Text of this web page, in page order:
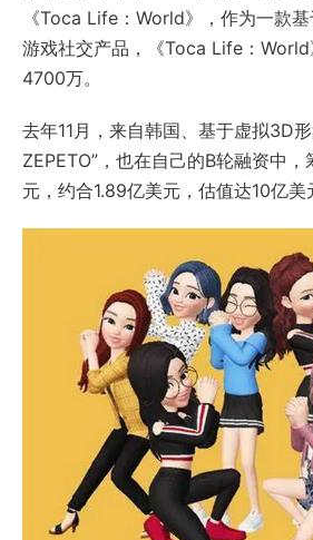
《Toca Life：World》，作为一款
游戏社交产品，《Toca Life：
4700万。
去年11月，来自韩国、基于虚拟3D
ZEPETO”，也在自己的B轮融资中
元，约合1.89亿美元，估值达10亿美